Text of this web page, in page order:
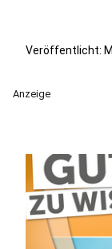
Veröffentlicht:
Anzeige